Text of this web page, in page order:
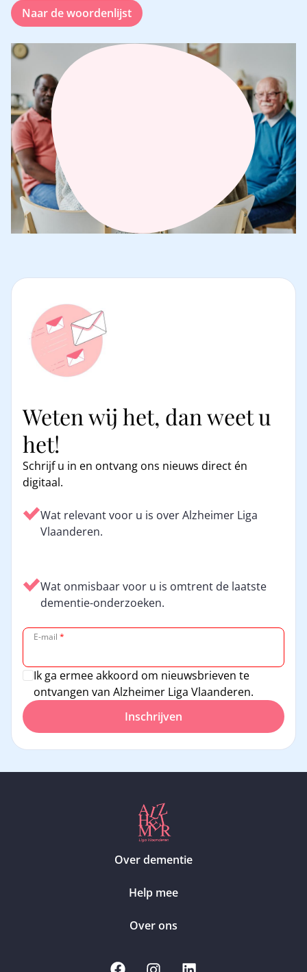
Naar de woordenlijst
Weten wij het, dan weet u
het!
Schrijf u in en ontvang ons nieuws direct én
digitaal.
Wat relevant voor u is over Alzheimer Liga
Vlaanderen.
Wat onmisbaar voor u is omtrent de laatste
dementie-onderzoeken.
E-mail *
Inschrijven
Ik ga ermee akkoord om nieuwsbrieven te
ontvangen van Alzheimer Liga Vlaanderen.
Over dementie
Help mee
Over ons